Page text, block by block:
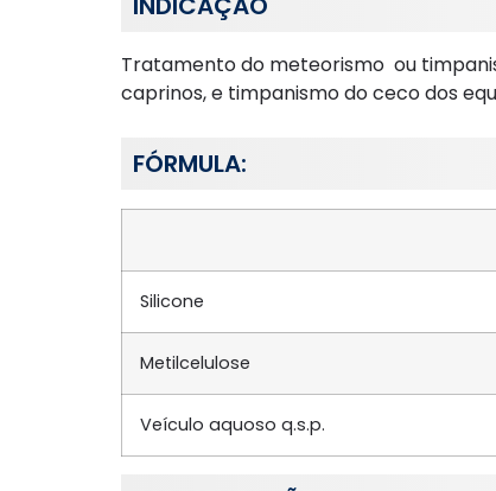
Tratamento do meteorismo ou
caprinos, e timpanismo do ceco dos
FÓRMULA:
Silicone
Metilcelulose
Veículo aquoso q.s.p.